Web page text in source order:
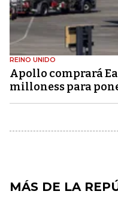
REINO UNIDO
Apollo comprará
milloness para
MÁS DE LA